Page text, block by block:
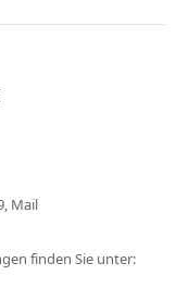
Mail
finden Sie unter: